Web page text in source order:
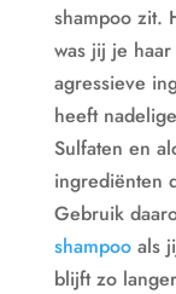
shampoo zit.
was jij je
agressieve
heeft
Sulfaten en
ingrediënten
Gebruik
shampooals
blijft zo